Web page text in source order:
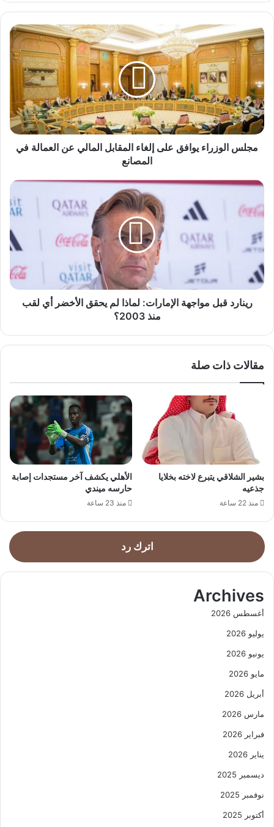
مجلس
الوزراء
يوافق
على
إلغاء
المقابل
المالي
عن
العمالة
فيمجلس الوزراء يوافق على إلغاء المقابل المالي عن العمالة في
المصانع
رينارد
مواجهة
لماذا
لم
يحقق
الأخضر
أي
لقبرينارد قبل مواجهة الإمارات: لماذا لم يحقق الأخضر أي لقب
منذ 2003؟
مقالات ذات صلة
بشير الشلاقي يتبرع لاخته بخلايا
جذعيه
منذ 22 ساعة
الأهلي يكشف آخر مستجدات إصابة
حارسه ميندي
منذ 23 ساعة
اترك رد
Archives
أغسطس 2026
يوليو 2026
يونيو 2026
مايو 2026
أبريل 2026
مارس 2026
فبراير 2026
يناير 2026
ديسمبر 2025
نوفمبر 2025
أكتوبر 2025